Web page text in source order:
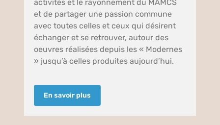
activités et le rayonnement du MAMCS
et de partager une passion commune
avec toutes celles et ceux qui désirent
échanger et se retrouver, autour des
oeuvres réalisées depuis les « Modernes
» jusqu’à celles produites aujourd’hui.
En savoir plus